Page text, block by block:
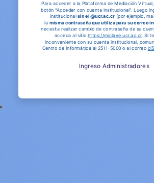
Para acceder a la Plataforma de Mediación
botón "Acceder con cuenta institucional". Luego
institucionalsin el @ucr.ac.cr(por ejemplo,
la misma contraseña que utiliza para su correo
necesita realizar cambio de contraseña de su
acceda al sitio https://miclave.ucr.ac.cr. Si
inconveniente con su cuenta institucional,
Centro de Informática al 2511-5000 o al correo
Ingreso Administradores